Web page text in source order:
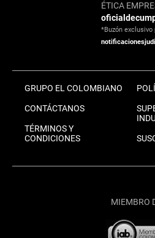
ÉTICA
*Buzón
GRUPO EL COLOMBIANO
CONTÁCTANOS
TÉRMINOS Y
CONDICIONES
MIEMBRO